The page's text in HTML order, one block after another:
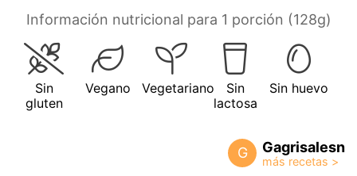
Información nutricional para 1 porción (128g)
Sin
gluten
Vegano Vegetariano
Sin
lactosa
Sin huevo
G Gagrisalesn